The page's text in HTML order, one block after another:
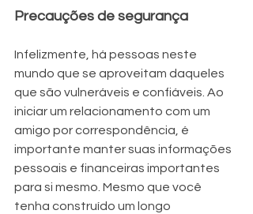
Precauções de segurança
Infelizmente, há pessoas neste
mundo que se aproveitam daqueles
que são vulneráveis ​​e confiáveis. Ao
iniciar um relacionamento com um
amigo por correspondência, é
importante manter suas informações
pessoais e financeiras importantes
para si mesmo. Mesmo que você
tenha construído um longo